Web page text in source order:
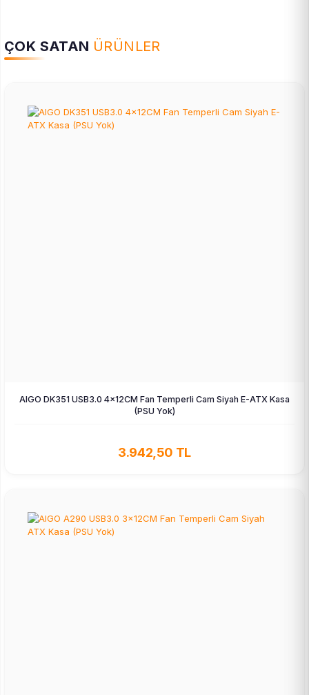
ÇOK SATAN ÜRÜNLER
AIGO DK351 USB3.0 4×12CM Fan Temperli Cam Siyah E-ATX Kasa
(PSU Yok)
3.942,50 TL